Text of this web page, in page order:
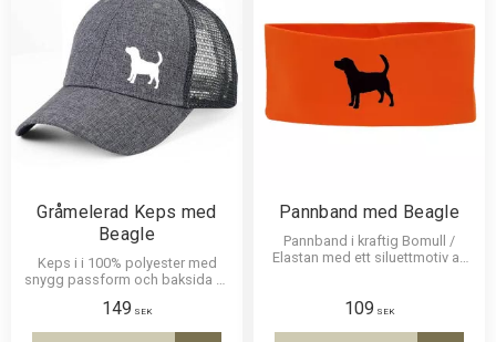
Gråmelerad Keps med
Beagle
Keps i i 100% polyester med
snygg passform och baksida av
Beagle. Luftig och skön keps.
149 SEK
Pannband med Beagle
Pannband i kraftig Bomull /
Elastan med ett siluettmotiv av
109 SEK